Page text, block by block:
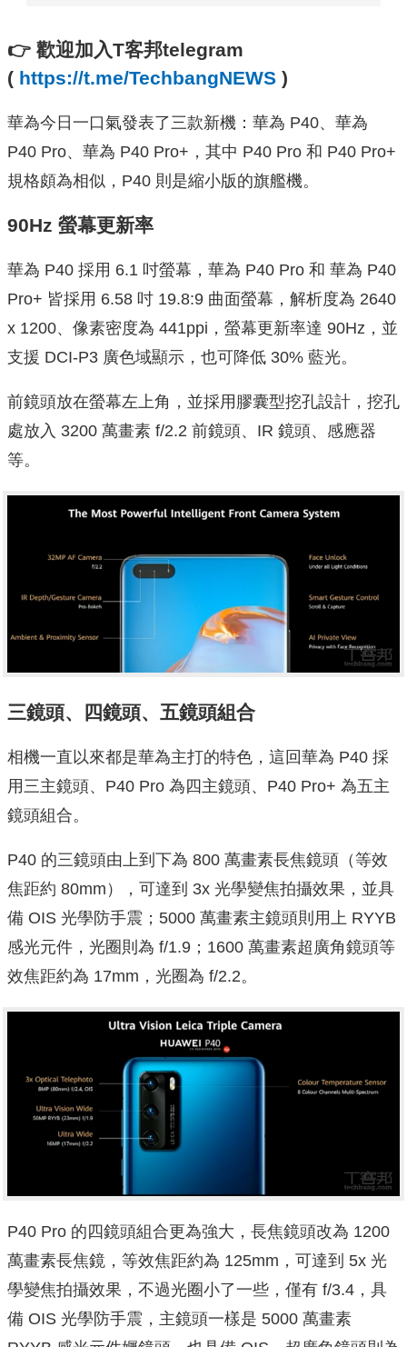
👉 歡迎加入T客邦telegram
( https://t.me/TechbangNEWS )
華為今日一口氣發表了三款新機：華為 P40、華為
P40 Pro、華為 P40 Pro+，其中 P40 Pro 和 P40 Pro+
規格頗為相似，P40 則是縮小版的旗艦機。
90Hz 螢幕更新率
華為 P40 採用 6.1 吋螢幕，華為 P40 Pro 和 華為 P40
Pro+ 皆採用 6.58 吋 19.8:9 曲面螢幕，解析度為 2640
x 1200、像素密度為 441ppi，螢幕更新率達 90Hz，並
支援 DCI-P3 廣色域顯示，也可降低 30% 藍光。
前鏡頭放在螢幕左上角，並採用膠囊型挖孔設計，挖孔
處放入 3200 萬畫素 f/2.2 前鏡頭、IR 鏡頭、感應器
等。
三鏡頭、四鏡頭、五鏡頭組合
相機一直以來都是華為主打的特色，這回華為 P40 採
用三主鏡頭、P40 Pro 為四主鏡頭、P40 Pro+ 為五主
鏡頭組合。
P40 的三鏡頭由上到下為 800 萬畫素長焦鏡頭（等效
焦距約 80mm），可達到 3x 光學變焦拍攝效果，並具
備 OIS 光學防手震；5000 萬畫素主鏡頭則用上 RYYB
感光元件，光圈則為 f/1.9；1600 萬畫素超廣角鏡頭等
效焦距約為 17mm，光圈為 f/2.2。
P40 Pro 的四鏡頭組合更為強大，長焦鏡頭改為 1200
萬畫素長焦鏡，等效焦距約為 125mm，可達到 5x 光
學變焦拍攝效果，不過光圈小了一些，僅有 f/3.4，具
備 OIS 光學防手震，主鏡頭一樣是 5000 萬畫素